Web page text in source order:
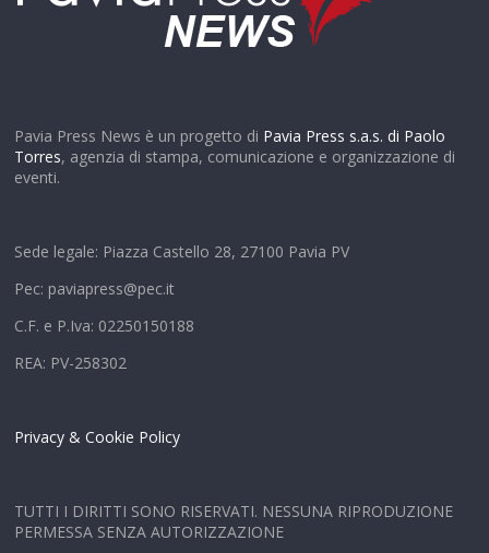
Pavia Press News è un progetto di Pavia Press s.a.s. di Paolo
Torres, agenzia di stampa, comunicazione e organizzazione di
eventi.
Sede legale: Piazza Castello 28, 27100 Pavia PV
Pec: paviapress@pec.it
C.F. e P.Iva: 02250150188
REA: PV-258302
Privacy & Cookie Policy
TUTTI I DIRITTI SONO RISERVATI. NESSUNA RIPRODUZIONE
PERMESSA SENZA AUTORIZZAZIONE